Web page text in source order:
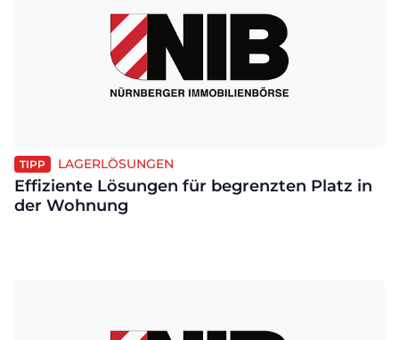
TIPP LAGERLÖSUNGEN
Effiziente Lösungen für begrenzten Platz in
der Wohnung